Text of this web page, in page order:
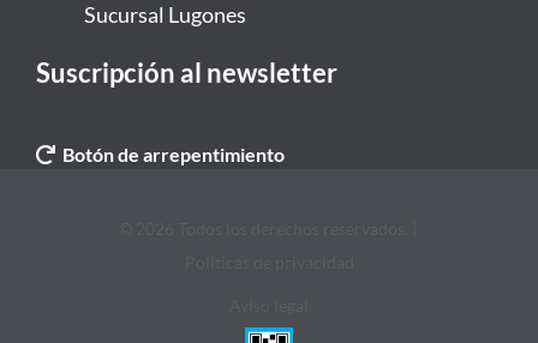
Sucursal Lugones
Suscripción al newsletter
Botón de arrepentimiento